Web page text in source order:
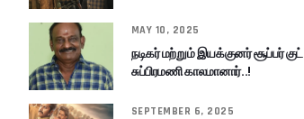
MAY 10, 2025
நடிகர் மற்றும் இயக்குனர் சூப்பர் குட்
சுப்பிரமணி காலமானார்..!
SEPTEMBER 6, 2025